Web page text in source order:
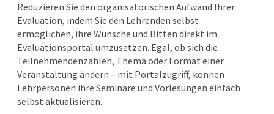
Kunst und Musik
Allen, die evaluieren!
Einstiegsschulungen
Schulungen für Fortgeschrittene
1. Aufgaben verwalten
Aufgaben gemeinsam nutzen
Flexible Aufgabenformen
2. Prüfung zusammenstellen
Prüfungsteile und Vignetten
3. Online prüfen
Befragung mit QuestorPro
Unternehmen
Mitarbeiterbefragung
Gesundheitswesen
Kontakt
Kontakt
Anfahrt
Reduzieren Sie den organisatorischen Aufwand Ihrer
Evaluation, indem Sie den Lehrenden selbst
ermöglichen, ihre Wünsche und Bitten direkt im
Evaluationsportal umzusetzen. Egal, ob sich die
Teilnehmendenzahlen, Thema oder Format einer
Veranstaltung ändern – mit Portalzugriff, können
Lehrpersonen ihre Seminare und Vorlesungen einfach
selbst aktualisieren.